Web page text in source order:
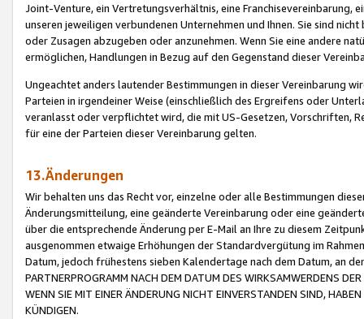
Joint-Venture, ein Vertretungsverhältnis, eine Franchisevereinbarung,
unseren jeweiligen verbundenen Unternehmen und Ihnen. Sie sind
oder Zusagen abzugeben oder anzunehmen. Wenn Sie eine andere
ermöglichen, Handlungen in Bezug auf den Gegenstand dieser
Ungeachtet anders lautender Bestimmungen in dieser Vereinbarung
Parteien in irgendeiner Weise (einschließlich des Ergreifens oder
veranlasst oder verpflichtet wird, die mit US-Gesetzen, Vorschriften,
für eine der Parteien dieser Vereinbarung gelten.
13.Änderungen
Wir behalten uns das Recht vor, einzelne oder alle Bestimmungen
Änderungsmitteilung, eine geänderte Vereinbarung oder eine
über die entsprechende Änderung per E-Mail an Ihre zu diesem
ausgenommen etwaige Erhöhungen der Standardvergütung im
Datum, jedoch frühestens sieben Kalendertage nach dem Datum, an
PARTNERPROGRAMM NACH DEM DATUM DES WIRKSAMWERDENS
WENN SIE MIT EINER ÄNDERUNG NICHT EINVERSTANDEN SIND,
KÜNDIGEN.